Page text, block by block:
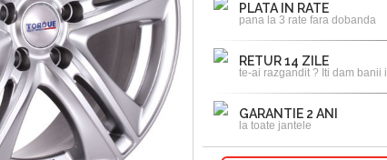
PLATA IN RATE
pana la 3 rate fara dobanda
RETUR 14 ZILE
te-ai razgandit ? Iti dam banii
GARANTIE 2 ANI
la toate jantele